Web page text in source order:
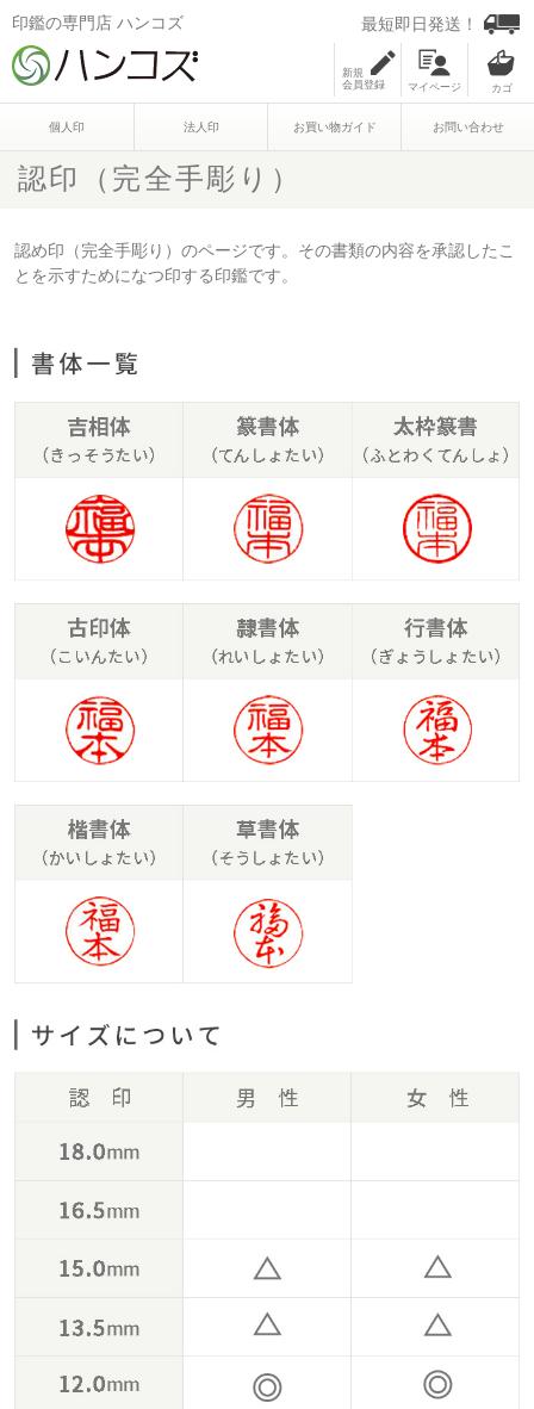
印鑑の専門店 ハンコズ 最短即日発送！
新規
会員登録
マイページ
個人印 法人印 お買い物ガイド お問い合わせ
認印（完全手彫り）
認め印（完全手彫り）のページです。その書類の内容を承認したこ
とを示すためになつ印する印鑑です。